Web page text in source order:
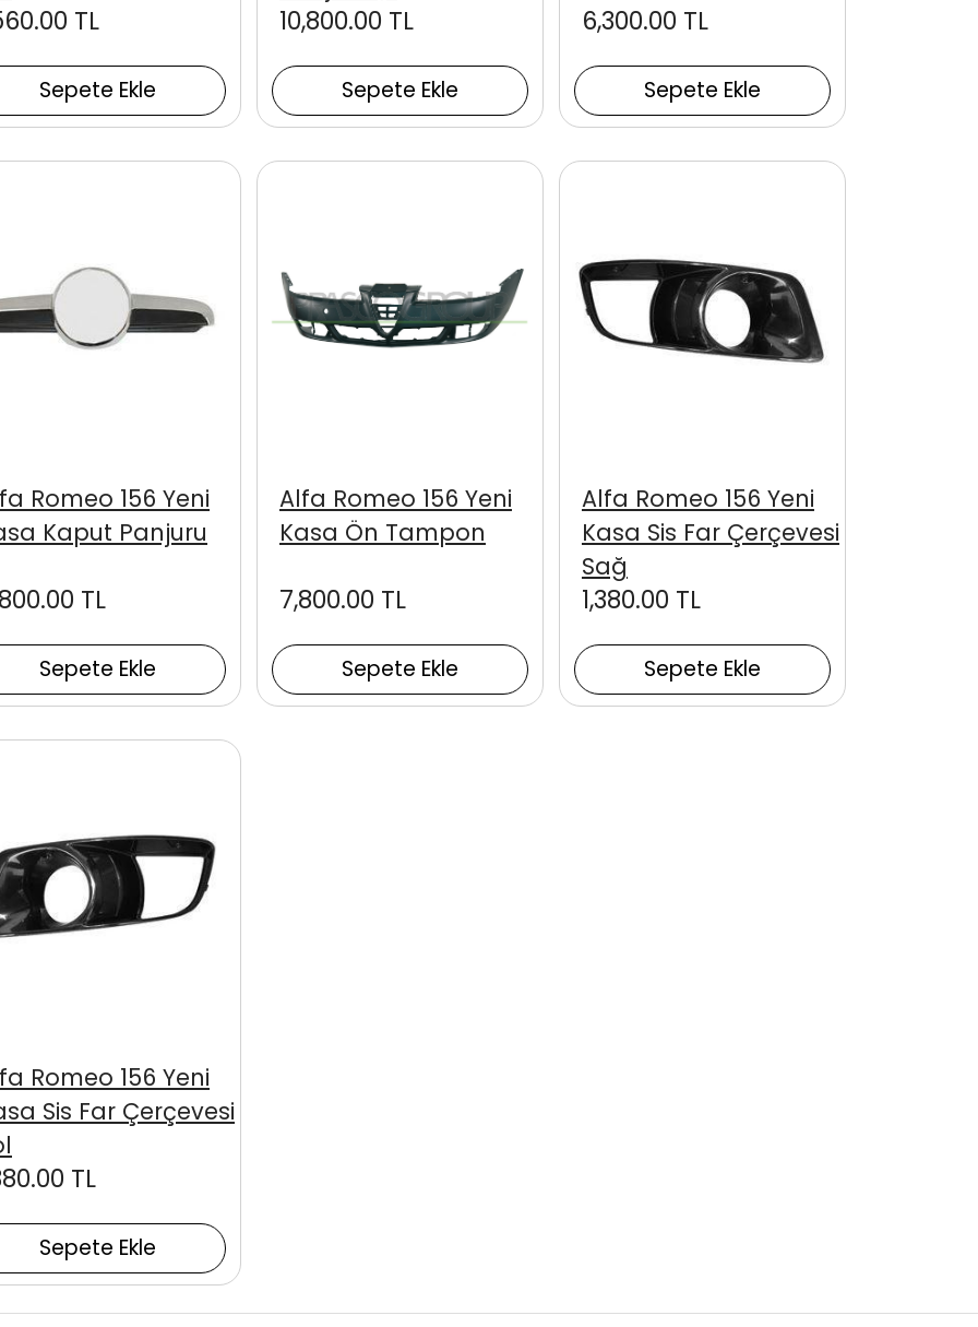
Sepete Ekle
TL
Sepete Ekle
10,800.00 TL
Sepete Ekle
6,300.00 TL
Sepete Ekle
Romeo 156 Yeni
Kaput Panjuru
TL
Sepete Ekle
Alfa Romeo 156 Yeni
Kasa Ön Tampon
7,800.00 TL
Sepete Ekle
Alfa Romeo 156 Yeni
Kasa Sis Far Çerçevesi
Sağ
1,380.00 TL
Sepete Ekle
Romeo 156 Yeni
Sis Far Çerçevesi
TL